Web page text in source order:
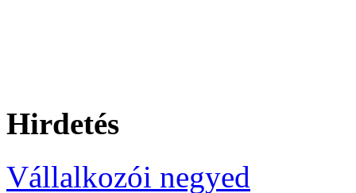
Hirdetés
Vállalkozói negyed